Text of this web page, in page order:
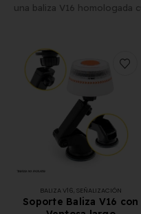
una baliza V16 homologada
BALIZA V16, SEÑALIZACIÓN
Soporte Baliza V16 con